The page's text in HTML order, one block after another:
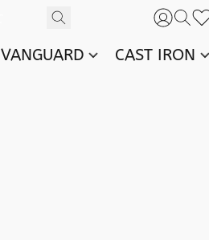
VANGUARD CAST IRON